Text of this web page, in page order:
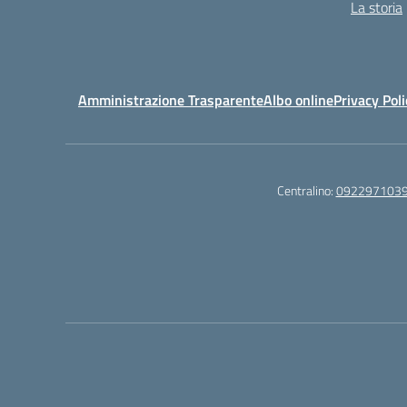
La storia
Amministrazione TrasparenteAlbo onlinePrivacy
Centralino: